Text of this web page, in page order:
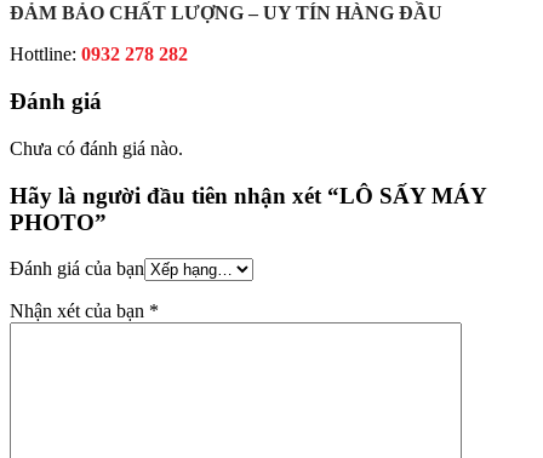
ĐẢM BẢO CHẤT LƯỢNG – UY TÍN HÀNG ĐẦU
Hottline: 0932 278 282
Đánh giá
Chưa có đánh giá nào.
Hãy là người đầu tiên nhận xét “LÔ SẤY MÁY
PHOTO”
Đánh giá của bạn
Nhận xét của bạn *